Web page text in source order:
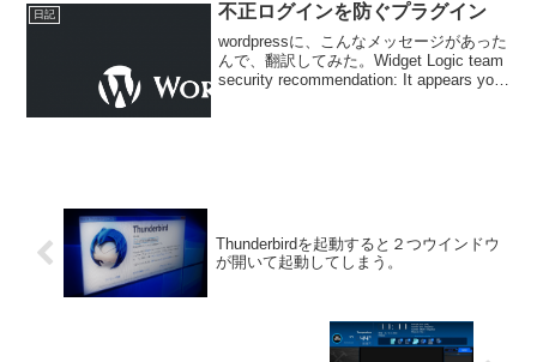
ので、ブログページを読み上げ...
日記 不正ログインを防ぐプラグイン
wordpressに、こんなメッセージがあった
んで、翻訳してみた。Widget Logic team
security recommendation: It appears your
Thunderbirdを起動すると２つウインドウ
が開いて起動してしまう。